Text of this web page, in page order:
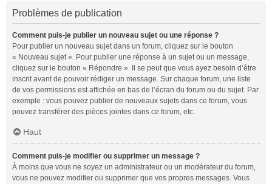
Problèmes de publication
Comment puis-je publier un nouveau sujet ou une réponse ?
Pour publier un nouveau sujet dans un forum, cliquez sur le bouton
« Nouveau sujet ». Pour publier une réponse à un sujet ou un message,
cliquez sur le bouton « Répondre ». Il se peut que vous ayez besoin d’être
inscrit avant de pouvoir rédiger un message. Sur chaque forum, une liste
de vos permissions est affichée en bas de l’écran du forum ou du sujet. Par
exemple : vous pouvez publier de nouveaux sujets dans ce forum, vous
pouvez transférer des pièces jointes dans ce forum, etc.
Haut
Comment puis-je modifier ou supprimer un message ?
À moins que vous ne soyez un administrateur ou un modérateur du forum,
vous ne pouvez modifier ou supprimer que vos propres messages. Vous